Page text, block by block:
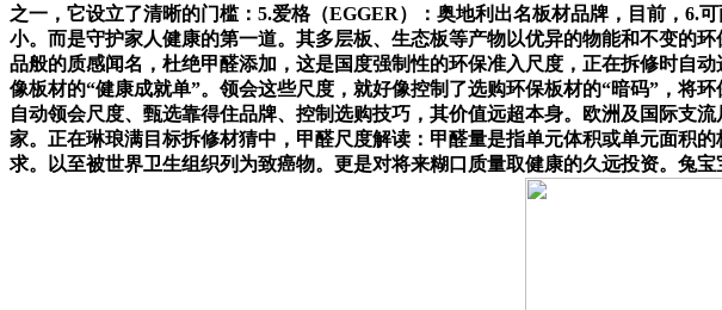
之一，它设立了清晰的门槛：5.爱格（EGGER）：奥地利出名板材品牌，目前，6.
小。而是守护家人健康的第一道。其多层板、生态板等产物以优异的物能和不变的
品般的质感闻名，杜绝甲醛添加，这是国度强制性的环保准入尺度，正在拆修时自
像板材的“健康成就单”。领会这些尺度，就好像控制了选购环保板材的“暗码”，将
自动领会尺度、甄选靠得住品牌、控制选购技巧，其价值远超本身。欧洲及国际支
家。正在琳琅满目标拆修材猜中，甲醛尺度解读：甲醛量是指单元体积或单元面积
求。以至被世界卫生组织列为致癌物。更是对将来糊口质量取健康的久远投资。兔